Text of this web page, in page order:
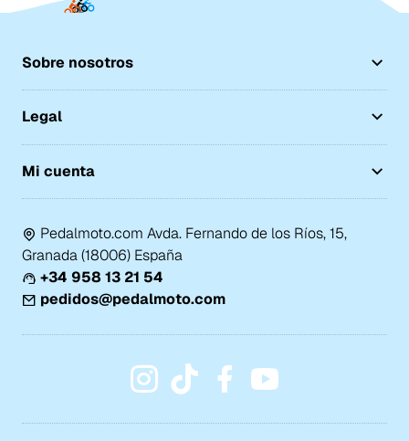
Sobre nosotros
Legal
Mi cuenta
Pedalmoto.com Avda. Fernando de los Ríos, 15,
Granada (18006) España
+34 958 13 21 54
pedidos@pedalmoto.com